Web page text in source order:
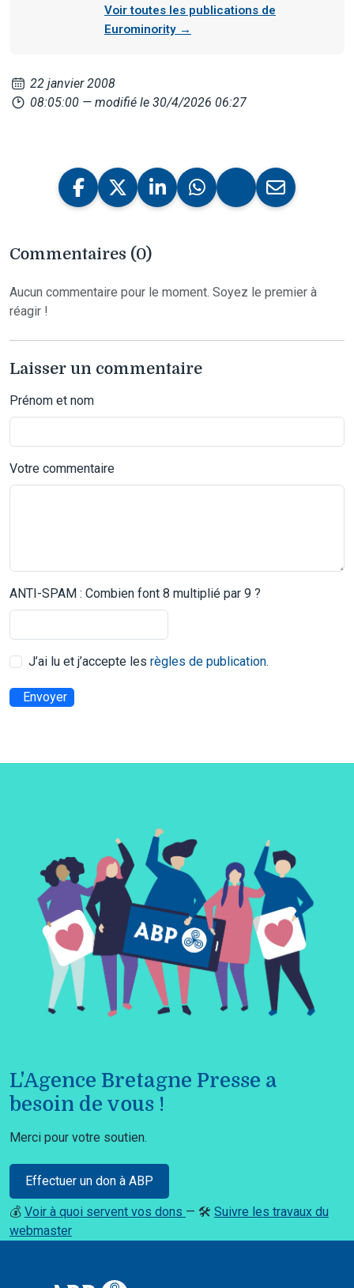
Voir toutes les publications de
Eurominority →
22 janvier 2008
08:05:00 — modifié le 30/4/2026 06:27
Commentaires (0)
Aucun commentaire pour le moment. Soyez le premier à
réagir !
Laisser un commentaire
Prénom et nom
Votre commentaire
ANTI-SPAM : Combien font 8 multiplié par 9 ?
J’ai lu et j’accepte les règles de publication.
Envoyer
L'Agence Bretagne Presse a
besoin de vous !
Merci pour votre soutien.
Effectuer un don à ABP
💰 Voir à quoi servent vos dons — 🛠️ Suivre les travaux du
webmaster